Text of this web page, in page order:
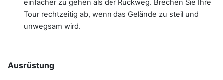
einfacher zu gehen als der Rückweg. Brechen Sie Ihre
Tour rechtzeitig ab, wenn das Gelände zu steil und
unwegsam wird.
Ausrüstung